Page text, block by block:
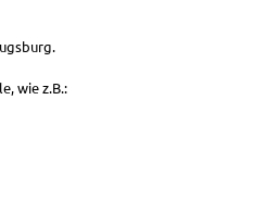
wie z.B.: